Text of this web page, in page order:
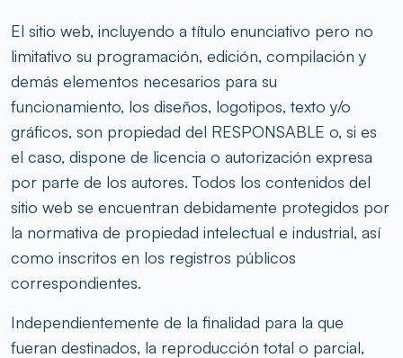
El sitio web, incluyendo a título enunciativo pero no
limitativo su programación, edición, compilación y
demás elementos necesarios para su
funcionamiento, los diseños, logotipos, texto y/o
gráficos, son propiedad del RESPONSABLE o, si es
el caso, dispone de licencia o autorización expresa
por parte de los autores. Todos los contenidos del
sitio web se encuentran debidamente protegidos por
la normativa de propiedad intelectual e industrial, así
como inscritos en los registros públicos
correspondientes.
Independientemente de la finalidad para la que
fueran destinados, la reproducción total o parcial,